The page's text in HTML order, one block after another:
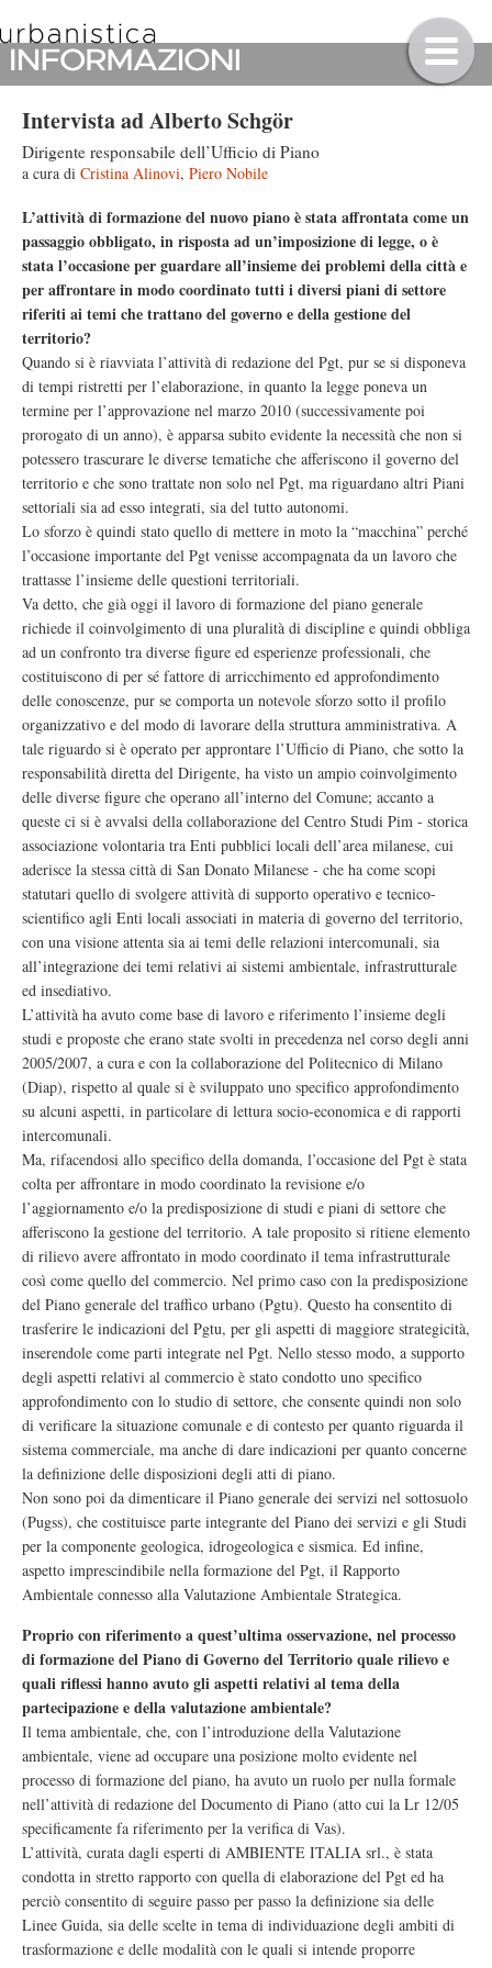
Intervista ad Alberto Schgör
Dirigente responsabile dell’Ufficio di Piano
a cura di Cristina Alinovi, Piero Nobile
L’attività di formazione del nuovo piano è stata affrontata come un
passaggio obbligato, in risposta ad un’imposizione di legge, o è
stata l’occasione per guardare all’insieme dei problemi della città e
per affrontare in modo coordinato tutti i diversi piani di settore
riferiti ai temi che trattano del governo e della gestione del
territorio?
Quando si è riavviata l’attività di redazione del Pgt, pur se si disponeva
di tempi ristretti per l’elaborazione, in quanto la legge poneva un
termine per l’approvazione nel marzo 2010 (successivamente poi
prorogato di un anno), è apparsa subito evidente la necessità che non si
potessero trascurare le diverse tematiche che afferiscono il governo del
territorio e che sono trattate non solo nel Pgt, ma riguardano altri Piani
settoriali sia ad esso integrati, sia del tutto autonomi.
Lo sforzo è quindi stato quello di mettere in moto la “macchina” perché
l’occasione importante del Pgt venisse accompagnata da un lavoro che
trattasse l’insieme delle questioni territoriali.
Va detto, che già oggi il lavoro di formazione del piano generale
richiede il coinvolgimento di una pluralità di discipline e quindi obbliga
ad un confronto tra diverse figure ed esperienze professionali, che
costituiscono di per sé fattore di arricchimento ed approfondimento
delle conoscenze, pur se comporta un notevole sforzo sotto il profilo
organizzativo e del modo di lavorare della struttura amministrativa. A
tale riguardo si è operato per approntare l’Ufficio di Piano, che sotto la
responsabilità diretta del Dirigente, ha visto un ampio coinvolgimento
delle diverse figure che operano all’interno del Comune; accanto a
queste ci si è avvalsi della collaborazione del Centro Studi Pim - storica
associazione volontaria tra Enti pubblici locali dell’area milanese, cui
aderisce la stessa città di San Donato Milanese - che ha come scopi
statutari quello di svolgere attività di supporto operativo e tecnico-
scientifico agli Enti locali associati in materia di governo del territorio,
con una visione attenta sia ai temi delle relazioni intercomunali, sia
all’integrazione dei temi relativi ai sistemi ambientale, infrastrutturale
ed insediativo.
L’attività ha avuto come base di lavoro e riferimento l’insieme degli
studi e proposte che erano state svolti in precedenza nel corso degli anni
2005/2007, a cura e con la collaborazione del Politecnico di Milano
(Diap), rispetto al quale si è sviluppato uno specifico approfondimento
su alcuni aspetti, in particolare di lettura socio-economica e di rapporti
intercomunali.
Ma, rifacendosi allo specifico della domanda, l’occasione del Pgt è stata
colta per affrontare in modo coordinato la revisione e/o
l’aggiornamento e/o la predisposizione di studi e piani di settore che
afferiscono la gestione del territorio. A tale proposito si ritiene elemento
di rilievo avere affrontato in modo coordinato il tema infrastrutturale
così come quello del commercio. Nel primo caso con la predisposizione
del Piano generale del traffico urbano (Pgtu). Questo ha consentito di
trasferire le indicazioni del Pgtu, per gli aspetti di maggiore strategicità,
inserendole come parti integrate nel Pgt. Nello stesso modo, a supporto
degli aspetti relativi al commercio è stato condotto uno specifico
approfondimento con lo studio di settore, che consente quindi non solo
di verificare la situazione comunale e di contesto per quanto riguarda il
sistema commerciale, ma anche di dare indicazioni per quanto concerne
la definizione delle disposizioni degli atti di piano.
Non sono poi da dimenticare il Piano generale dei servizi nel sottosuolo
(Pugss), che costituisce parte integrante del Piano dei servizi e gli Studi
per la componente geologica, idrogeologica e sismica. Ed infine,
aspetto imprescindibile nella formazione del Pgt, il Rapporto
Ambientale connesso alla Valutazione Ambientale Strategica.
Proprio con riferimento a quest’ultima osservazione, nel processo
di formazione del Piano di Governo del Territorio quale rilievo e
quali riflessi hanno avuto gli aspetti relativi al tema della
partecipazione e della valutazione ambientale?
Il tema ambientale, che, con l’introduzione della Valutazione
ambientale, viene ad occupare una posizione molto evidente nel
processo di formazione del piano, ha avuto un ruolo per nulla formale
nell’attività di redazione del Documento di Piano (atto cui la Lr 12/05
specificamente fa riferimento per la verifica di Vas).
L’attività, curata dagli esperti di AMBIENTE ITALIA srl., è stata
condotta in stretto rapporto con quella di elaborazione del Pgt ed ha
perciò consentito di seguire passo per passo la definizione sia delle
Linee Guida, sia delle scelte in tema di individuazione degli ambiti di
trasformazione e delle modalità con le quali si intende proporre